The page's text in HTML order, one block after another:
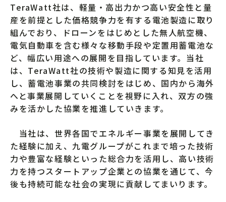
TeraWatt社は、軽量・高出力かつ高い安全性と量
産を前提とした価格競争力を有する電池製造に取り
組んでおり、ドローンをはじめとした無人航空機、
電気自動車を含む様々な移動手段や定置用蓄電池な
ど、幅広い用途への展開を目指しています。当社
は、TeraWatt社の技術や製造に関する知見を活用
し、蓄電池事業の共同検討をはじめ、国内から海外
へと事業展開していくことを視野に入れ、双方の強
みを活かした協業を推進していきます。
当社は、世界各国でエネルギー事業を展開してき
た経験に加え、九電グループがこれまで培った技術
力や豊富な経験といった総合力を活用し、高い技術
力を持つスタートアップ企業との協業を通じて、今
後も持続可能な社会の実現に貢献してまいります。